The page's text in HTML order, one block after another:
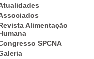
Alimentação
SPCNA